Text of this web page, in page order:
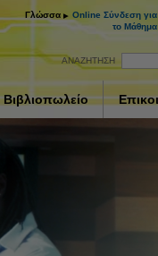
Γλώσσα
Online Σύνδεση για
το Μάθημα
ΑΝΑΖΗΤΗΣΗ
Βιβλιοπωλείο